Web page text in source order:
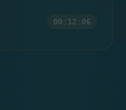
00:12:06